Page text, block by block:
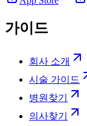
가이드
회사 소개
시술 가이드
병원찾기
의사찾기